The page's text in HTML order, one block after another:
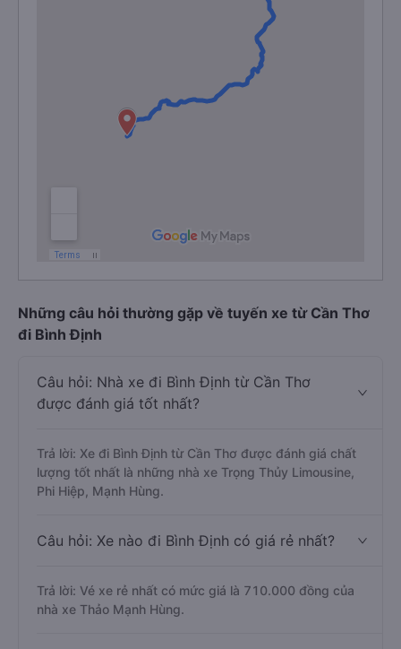
Những câu hỏi thường gặp về tuyến xe từ Cần Thơ
đi Bình Định
Câu hỏi: Nhà xe đi Bình Định từ Cần Thơ
được đánh giá tốt nhất?
Trả lời: Xe đi Bình Định từ Cần Thơ được đánh giá chất
lượng tốt nhất là những nhà xe Trọng Thủy Limousine,
Phi Hiệp, Mạnh Hùng.
Câu hỏi: Xe nào đi Bình Định có giá rẻ nhất?
Trả lời: Vé xe rẻ nhất có mức giá là 710.000 đồng của
nhà xe Thảo Mạnh Hùng.